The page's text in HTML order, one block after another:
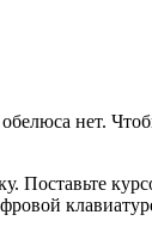
нет.
Поставьте